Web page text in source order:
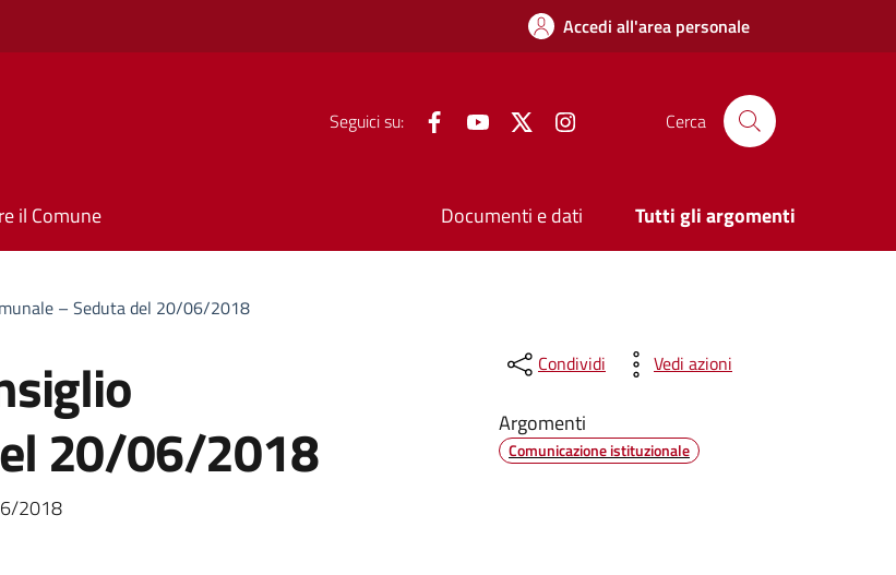
Accedi all'area personale
Seguici su: FacebookYouTube Twitter Cerca
il Comune Documenti e dati Tutti gli argomenti
– Seduta del 20/06/2018
20/06/2018
2018
Condividi Vedi azioni
Argomenti
Comunicazione istituzionale